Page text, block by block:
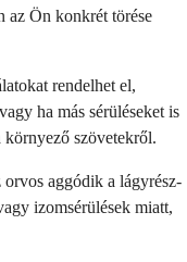
az Ön konkrét törése
rendelhet el,
ha más sérüléseket is
környező szövetekről.
aggódik a lágyrész-
izomsérülések miatt,